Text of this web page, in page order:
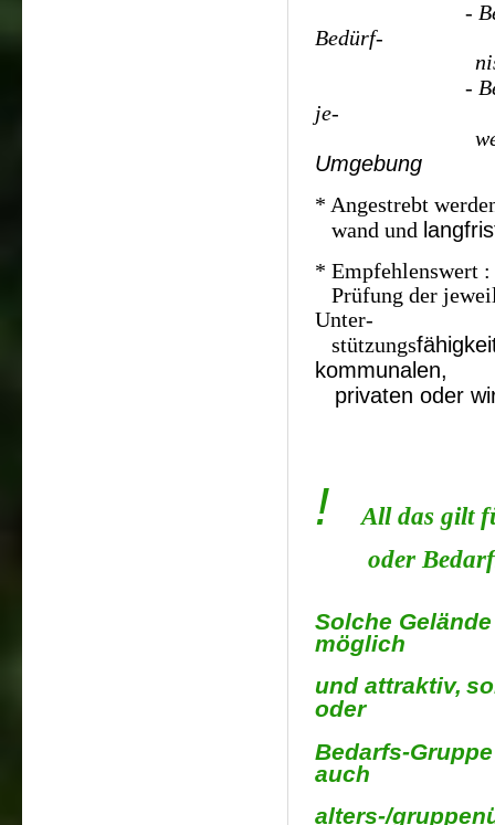
-
Bedürf-
nisse/
- Beachtung
je-
Umgebung
* Angestrebt
wand und
* Empfehlenswert :
Prüfung der
Unter-
stützungs
kommunalen,
privaten oder
!
All das gilt
oder
Solche
möglich
und attraktiv,
oder
Bedarfs-
auch
alters-/